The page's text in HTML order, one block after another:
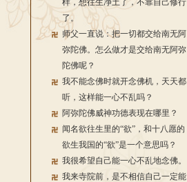
样，想往生净土了，不靠自己修行
了。
师父一直说：把一切都交给南无阿
弥陀佛。怎么做才是交给南无阿弥
陀佛呢？
我不能念佛时就开念佛机，天天都
听，这样能一心不乱吗？
阿弥陀佛威神功德表现在哪里？
闻名欲往生里的“欲”，和十八愿的
欲生我国的“欲”是一个意思吗？
我很希望自己能一心不乱地念佛。
我来寺院前，是不相信自己一定能